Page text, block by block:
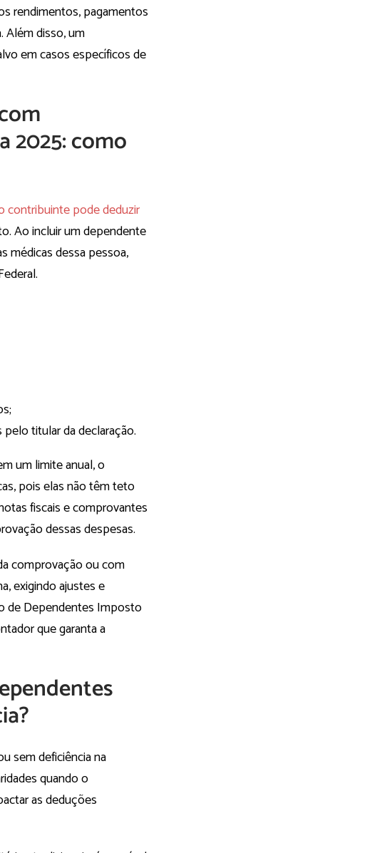
rendimentos, pagamentos
Além disso, um
em casos específicos de
2025: como
contribuinte pode deduzir
Ao incluir um dependente
médicas dessa pessoa,
titular da declaração.
um limite anual, o
pois elas não têm teto
fiscais e comprovantes
dessas despesas.
comprovação ou com
exigindo ajustes e
de Dependentes Imposto
que garanta a
sem deficiência na
quando o
as deduções